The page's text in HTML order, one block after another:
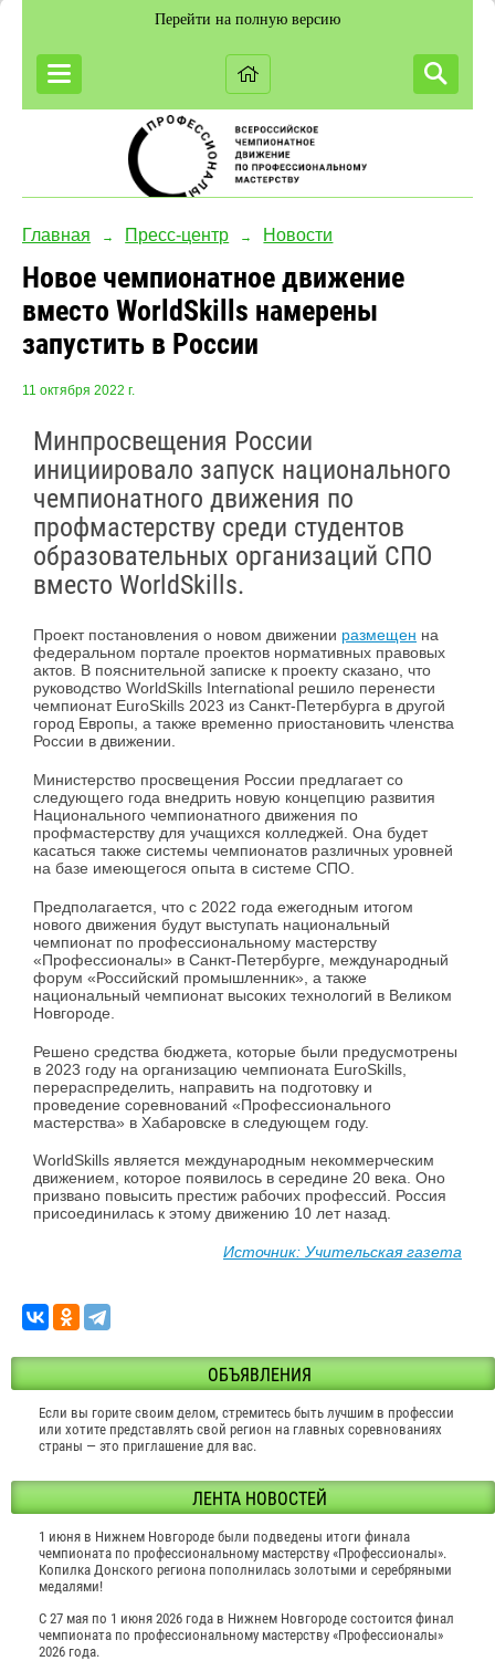
Перейти на полную версию
Главная → Пресс-центр → Новости
Новое чемпионатное движение
вместо WorldSkills намерены
запустить в России
11 октября 2022 г.
Минпросвещения России
инициировало запуск национального
чемпионатного движения по
профмастерству среди студентов
образовательных организаций СПО
вместо WorldSkills.
Проект постановления о новом движении размещен на
федеральном портале проектов нормативных правовых
актов. В пояснительной записке к проекту сказано, что
руководство WorldSkills International решило перенести
чемпионат EuroSkills 2023 из Санкт-Петербурга в другой
город Европы, а также временно приостановить членства
России в движении.
Министерство просвещения России предлагает со
следующего года внедрить новую концепцию развития
Национального чемпионатного движения по
профмастерству для учащихся колледжей. Она будет
касаться также системы чемпионатов различных уровней
на базе имеющегося опыта в системе СПО.
Предполагается, что с 2022 года ежегодным итогом
нового движения будут выступать национальный
чемпионат по профессиональному мастерству
«Профессионалы» в Санкт-Петербурге, международный
форум «Российский промышленник», а также
национальный чемпионат высоких технологий в Великом
Новгороде.
Решено средства бюджета, которые были предусмотрены
в 2023 году на организацию чемпионата EuroSkills,
перераспределить, направить на подготовку и
проведение соревнований «Профессионального
мастерства» в Хабаровске в следующем году.
WorldSkills является международным некоммерческим
движением, которое появилось в середине 20 века. Оно
призвано повысить престиж рабочих профессий. Россия
присоединилась к этому движению 10 лет назад.
Источник: Учительская газета
ОБЪЯВЛЕНИЯ
Если вы горите своим делом, стремитесь быть лучшим в профессии
или хотите представлять свой регион на главных соревнованиях
страны — это приглашение для вас.
ЛЕНТА НОВОСТЕЙ
1 июня в Нижнем Новгороде были подведены итоги финала
чемпионата по профессиональному мастерству «Профессионалы».
Копилка Донского региона пополнилась золотыми и серебряными
медалями!
С 27 мая по 1 июня 2026 года в Нижнем Новгороде состоится финал
чемпионата по профессиональному мастерству «Профессионалы»
2026 года.